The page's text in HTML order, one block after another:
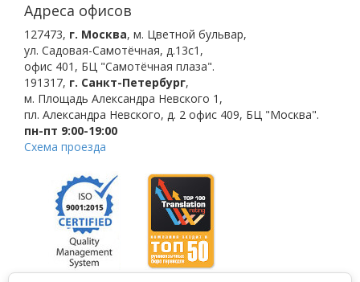
Адреса офисов
127473, г. Москва, м. Цветной бульвар,
ул. Садовая-Самотёчная, д.13с1,
офис 401, БЦ "Самотёчная плаза".
191317, г. Санкт-Петербург,
м. Площадь Александра Невского 1 ,
пл. Александра Невского, д. 2 офис 409, БЦ "Москва".
пн-пт 9:00-19:00
Схема проезда